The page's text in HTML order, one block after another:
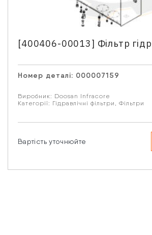
[400406-00013] Фільтр
Номер деталі: 000007159
Виробник: Doosan Infracore
Категорії: Гідравлічні фільтри , Фільтри
Вартість уточнюйте
Email